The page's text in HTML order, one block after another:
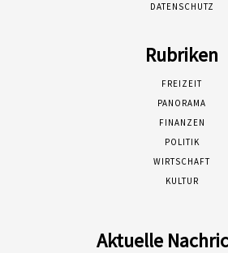
DATENSCHUTZ
Rubriken
FREIZEIT
PANORAMA
FINANZEN
POLITIK
WIRTSCHAFT
KULTUR
Aktuelle